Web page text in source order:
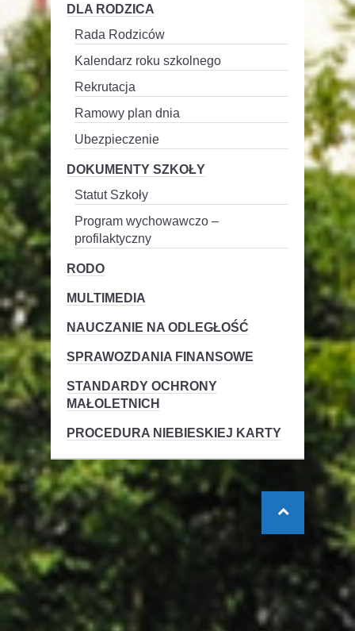
DLA RODZICA
Rada Rodziców
Kalendarz roku szkolnego
Rekrutacja
Ramowy plan dnia
Ubezpieczenie
DOKUMENTY SZKOŁY
Statut Szkoły
Program wychowawczo –
profilaktyczny
RODO
MULTIMEDIA
NAUCZANIE NA ODLEGŁOŚĆ
SPRAWOZDANIA FINANSOWE
STANDARDY OCHRONY
MAŁOLETNICH
PROCEDURA NIEBIESKIEJ KARTY